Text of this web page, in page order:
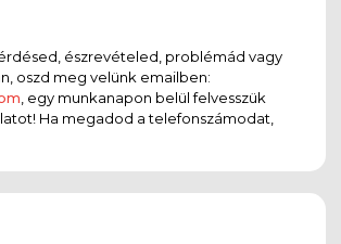
észrevételed, problémád vagy
oszd meg velünk emailben:
, egy munkanapon belül felvesszük
Ha megadod a telefonszámodat,